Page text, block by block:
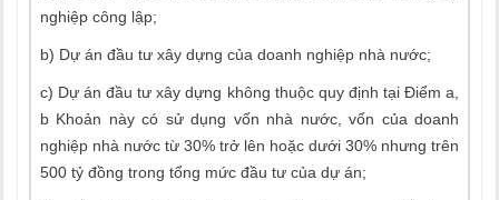
nghiệp công lập;
b) Dự án đầu tư xây dựng của doanh nghiệp nhà nước;
c) Dự án đầu tư xây dựng không thuộc quy định tại Điểm a,
b Khoản này có sử dụng vốn nhà nước, vốn của doanh
nghiệp nhà nước từ 30% trở lên hoặc dưới 30% nhưng trên
500 tỷ đồng trong tổng mức đầu tư của dự án;